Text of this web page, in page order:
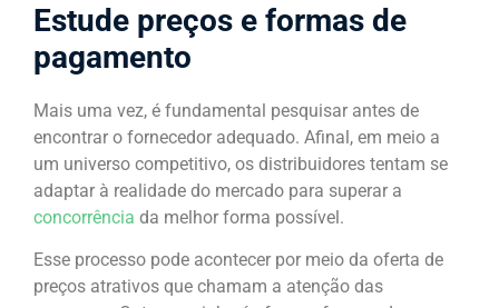
Estude preços e formas de
pagamento
Mais uma vez, é fundamental pesquisar antes de
encontrar o fornecedor adequado. Afinal, em meio a
um universo competitivo, os distribuidores tentam se
adaptar à realidade do mercado para superar a
concorrência da melhor forma possível.
Esse processo pode acontecer por meio da oferta de
preços atrativos que chamam a atenção das